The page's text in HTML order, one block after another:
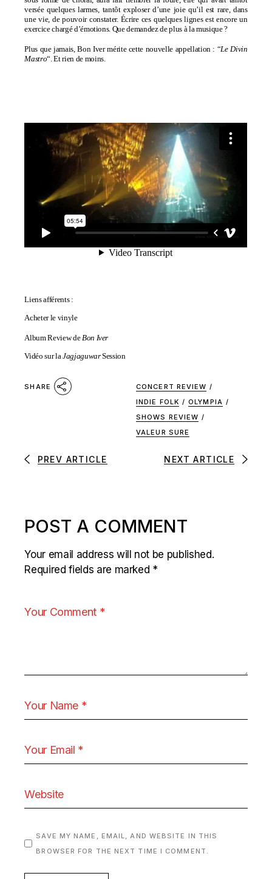
versée quelques larmes, tantôt exploser d’une joie qu’il est rare, dans
une vie, de pouvoir constater. Écrire ces quelques lignes est encore un
exercice chargé d’émotions. Que demandez de plus à la musique ?
Plus que jamais, Bon Iver mérite cette nouvelle appellation : “Le Divin
Mastro“. Et rien de moins.
Liens afférents :
Acheter le vinyle
Album Review deBon Iver
Vidéo sur laJagjaguwarSession
SHARE CONCERT REVIEW /
INDIE FOLK / OLYMPIA /
SHOWS REVIEW /
VALEUR SURE
PREV ARTICLE NEXT ARTICLE
POST A COMMENT
Your email address will not be published.
Required fields are marked *
SAVE MY NAME, EMAIL, AND WEBSITE IN THIS
BROWSER FOR THE NEXT TIME I COMMENT.